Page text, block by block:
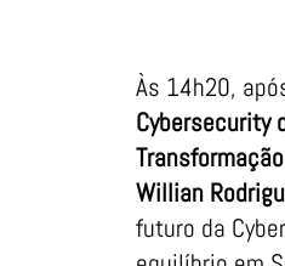
Às 14h20,
Cybersecurity
Willian
futuro da